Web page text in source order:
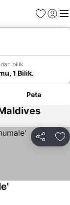
Kegemaran
Daftar
bilik
1 Bilik.
Peta
Kongsi